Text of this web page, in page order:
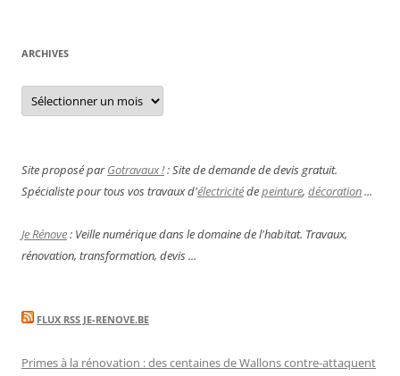
ARCHIVES
Archives
Site proposé parGotravaux !: Site de demande de devis gratuit.
Spécialiste pour tous vos travaux d'électricitédepeinture, décoration...
Je Rénove: Veille numérique dans le domaine de l'habitat. Travaux,
rénovation, transformation, devis ...
FLUX RSS JE-RENOVE.BE
Primes à la rénovation : des centaines de Wallons contre-attaquent